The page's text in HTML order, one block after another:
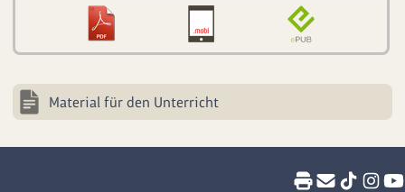
Material für den Unterricht